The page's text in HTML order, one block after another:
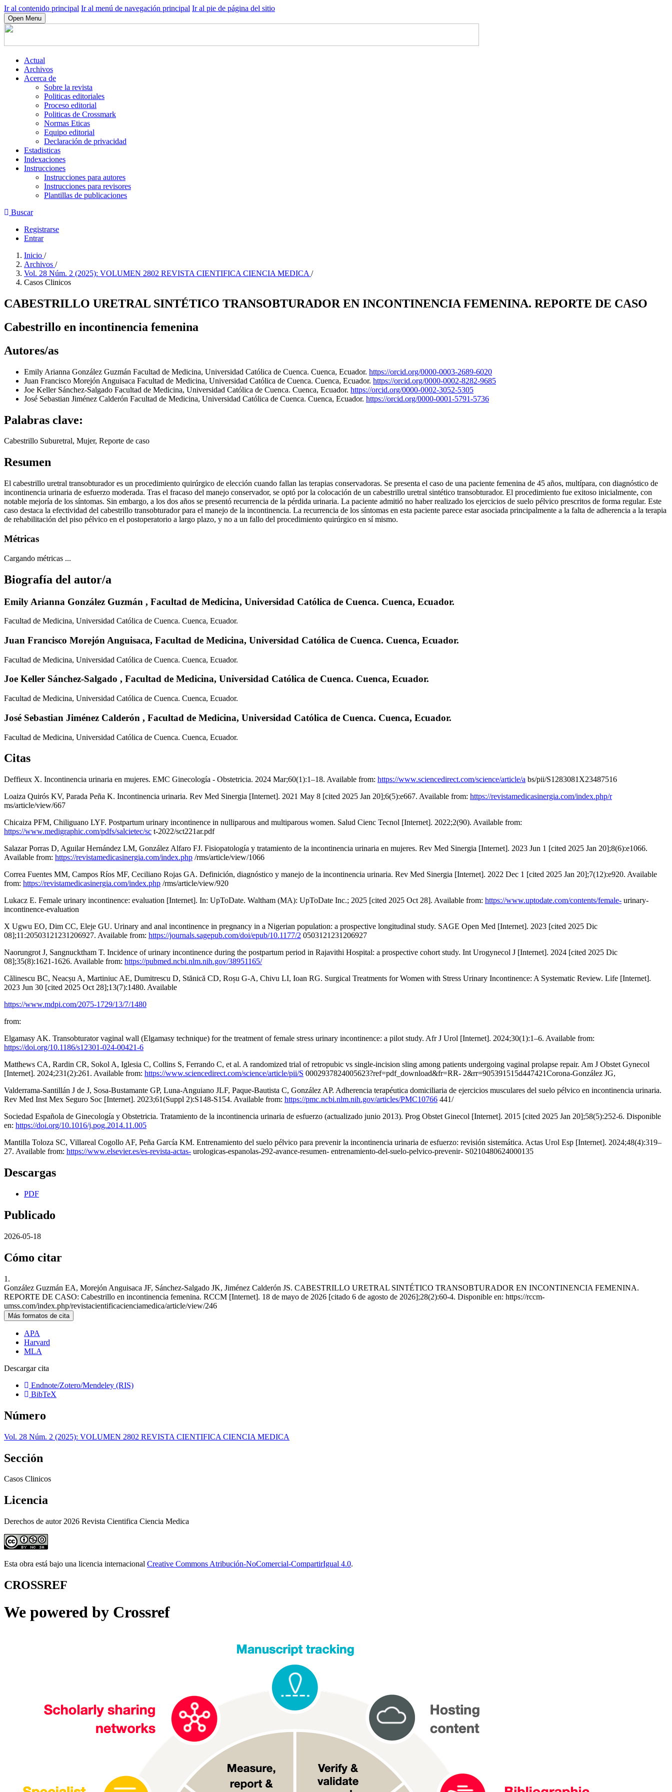
Ir al contenido principal Ir al menú de navegación principal Ir al pie de página del sitio
Open Menu
Actual
Archivos
Acerca de
Sobre la revista
Politicas editoriales
Proceso editorial
Politicas de Crossmark
Normas Eticas
Equipo editorial
Declaración de privacidad
Estadisticas
Indexaciones
Instrucciones
Instrucciones para autores
Instrucciones para revisores
Plantillas de publicaciones
Buscar
Registrarse
Entrar
Inicio /
Archivos /
Vol. 28 Núm. 2 (2025): VOLUMEN 2802 REVISTA CIENTIFICA CIENCIA MEDICA /
Casos Clinicos
CABESTRILLO URETRAL SINTÉTICO TRANSOBTURADOR EN INCONTINENCIA FEMENINA. REPORTE DE CASO
Cabestrillo en incontinencia femenina
Autores/as
Emily Arianna González Guzmán Facultad de Medicina, Universidad Católica de Cuenca. Cuenca, Ecuador. https://orcid.org/0000-0003-2689-6020
Juan Francisco Morejón Anguisaca Facultad de Medicina, Universidad Católica de Cuenca. Cuenca, Ecuador. https://orcid.org/0000-0002-8282-9685
Joe Keller Sánchez-Salgado Facultad de Medicina, Universidad Católica de Cuenca. Cuenca, Ecuador. https://orcid.org/0000-0002-3052-5305
José Sebastian Jiménez Calderón Facultad de Medicina, Universidad Católica de Cuenca. Cuenca, Ecuador. https://orcid.org/0000-0001-5791-5736
Palabras clave:
Cabestrillo Suburetral, Mujer, Reporte de caso
Resumen
El cabestrillo uretral transobturador es un procedimiento quirúrgico de elección cuando fallan las terapias conservadoras. Se presenta el caso de una paciente femenina de 45 años, multípara, con diagnóstico de
incontinencia urinaria de esfuerzo moderada. Tras el fracaso del manejo conservador, se optó por la colocación de un cabestrillo uretral sintético transobturador. El procedimiento fue exitoso inicialmente, con
notable mejoría de los síntomas. Sin embargo, a los dos años se presentó recurrencia de la pérdida urinaria. La paciente admitió no haber realizado los ejercicios de suelo pélvico prescritos de forma regular. Este
caso destaca la efectividad del cabestrillo transobturador para el manejo de la incontinencia. La recurrencia de los síntomas en esta paciente parece estar asociada principalmente a la falta de adherencia a la terapia
de rehabilitación del piso pélvico en el postoperatorio a largo plazo, y no a un fallo del procedimiento quirúrgico en sí mismo.
Métricas
Cargando métricas ...
Biografía del autor/a
Emily Arianna González Guzmán , Facultad de Medicina, Universidad Católica de Cuenca. Cuenca, Ecuador.
Facultad de Medicina, Universidad Católica de Cuenca. Cuenca, Ecuador.
Juan Francisco Morejón Anguisaca, Facultad de Medicina, Universidad Católica de Cuenca. Cuenca, Ecuador.
Facultad de Medicina, Universidad Católica de Cuenca. Cuenca, Ecuador.
Joe Keller Sánchez-Salgado , Facultad de Medicina, Universidad Católica de Cuenca. Cuenca, Ecuador.
Facultad de Medicina, Universidad Católica de Cuenca. Cuenca, Ecuador.
José Sebastian Jiménez Calderón , Facultad de Medicina, Universidad Católica de Cuenca. Cuenca, Ecuador.
Facultad de Medicina, Universidad Católica de Cuenca. Cuenca, Ecuador.
Citas
Deffieux X. Incontinencia urinaria en mujeres. EMC Ginecología - Obstetricia. 2024 Mar;60(1):1–18. Available from: https://www.sciencedirect.com/science/article/a bs/pii/S1283081X23487516
Loaiza Quirós KV, Parada Peña K. Incontinencia urinaria. Rev Med Sinergia [Internet]. 2021 May 8 [cited 2025 Jan 20];6(5):e667. Available from: https://revistamedicasinergia.com/index.php/r
ms/article/view/667
Chicaiza PFM, Chiliguano LYF. Postpartum urinary incontinence in nulliparous and multiparous women. Salud Cienc Tecnol [Internet]. 2022;2(90). Available from:
https://www.medigraphic.com/pdfs/salcietec/sc t-2022/sct221ar.pdf
Salazar Porras D, Aguilar Hernández LM, González Alfaro FJ. Fisiopatología y tratamiento de la incontinencia urinaria en mujeres. Rev Med Sinergia [Internet]. 2023 Jun 1 [cited 2025 Jan 20];8(6):e1066.
Available from: https://revistamedicasinergia.com/index.php /rms/article/view/1066
Correa Fuentes MM, Campos Ríos MF, Ceciliano Rojas GA. Definición, diagnóstico y manejo de la incontinencia urinaria. Rev Med Sinergia [Internet]. 2022 Dec 1 [cited 2025 Jan 20];7(12):e920. Available
from: https://revistamedicasinergia.com/index.php /rms/article/view/920
Lukacz E. Female urinary incontinence: evaluation [Internet]. In: UpToDate. Waltham (MA): UpToDate Inc.; 2025 [cited 2025 Oct 28]. Available from: https://www.uptodate.com/contents/female- urinary-
incontinence-evaluation
X Ugwu EO, Dim CC, Eleje GU. Urinary and anal incontinence in pregnancy in a Nigerian population: a prospective longitudinal study. SAGE Open Med [Internet]. 2023 [cited 2025 Dic
08];11:20503121231206927. Available from: https://journals.sagepub.com/doi/epub/10.1177/2 0503121231206927
Naorungrot J, Sangnucktham T. Incidence of urinary incontinence during the postpartum period in Rajavithi Hospital: a prospective cohort study. Int Urogynecol J [Internet]. 2024 [cited 2025 Dic
08];35(8):1621-1626. Available from: https://pubmed.ncbi.nlm.nih.gov/38951165/
Călinescu BC, Neacșu A, Martiniuc AE, Dumitrescu D, Stănică CD, Roșu G‐A, Chivu LI, Ioan RG. Surgical Treatments for Women with Stress Urinary Incontinence: A Systematic Review. Life [Internet].
2023 Jun 30 [cited 2025 Oct 28];13(7):1480. Available
https://www.mdpi.com/2075-1729/13/7/1480
from:
Elgamasy AK. Transobturator vaginal wall (Elgamasy technique) for the treatment of female stress urinary incontinence: a pilot study. Afr J Urol [Internet]. 2024;30(1):1–6. Available from:
https://doi.org/10.1186/s12301-024-00421-6
Matthews CA, Rardin CR, Sokol A, Iglesia C, Collins S, Ferrando C, et al. A randomized trial of retropubic vs single-incision sling among patients undergoing vaginal prolapse repair. Am J Obstet Gynecol
[Internet]. 2024;231(2):261. Available from: https://www.sciencedirect.com/science/article/pii/S 0002937824005623?ref=pdf_download&fr=RR- 2&rr=905391515d447421Corona-González JG,
Valderrama-Santillán J de J, Sosa-Bustamante GP, Luna-Anguiano JLF, Paque-Bautista C, González AP. Adherencia terapéutica domiciliaria de ejercicios musculares del suelo pélvico en incontinencia urinaria.
Rev Med Inst Mex Seguro Soc [Internet]. 2023;61(Suppl 2):S148-S154. Available from: https://pmc.ncbi.nlm.nih.gov/articles/PMC10766 441/
Sociedad Española de Ginecología y Obstetricia. Tratamiento de la incontinencia urinaria de esfuerzo (actualizado junio 2013). Prog Obstet Ginecol [Internet]. 2015 [cited 2025 Jan 20];58(5):252-6. Disponible
en: https://doi.org/10.1016/j.pog.2014.11.005
Mantilla Toloza SC, Villareal Cogollo AF, Peña García KM. Entrenamiento del suelo pélvico para prevenir la incontinencia urinaria de esfuerzo: revisión sistemática. Actas Urol Esp [Internet]. 2024;48(4):319–
27. Available from: https://www.elsevier.es/es-revista-actas- urologicas-espanolas-292-avance-resumen- entrenamiento-del-suelo-pelvico-prevenir- S0210480624000135
Descargas
PDF
Publicado
2026-05-18
Cómo citar
1.
González Guzmán EA, Morejón Anguisaca JF, Sánchez-Salgado JK, Jiménez Calderón JS. CABESTRILLO URETRAL SINTÉTICO TRANSOBTURADOR EN INCONTINENCIA FEMENINA.
REPORTE DE CASO: Cabestrillo en incontinencia femenina. RCCM [Internet]. 18 de mayo de 2026 [citado 6 de agosto de 2026];28(2):60-4. Disponible en: https://rccm-
umss.com/index.php/revistacientificacienciamedica/article/view/246
Más formatos de cita
APA
Harvard
MLA
Descargar cita
Endnote/Zotero/Mendeley (RIS)
BibTeX
Número
Vol. 28 Núm. 2 (2025): VOLUMEN 2802 REVISTA CIENTIFICA CIENCIA MEDICA
Sección
Casos Clinicos
Licencia
Derechos de autor 2026 Revista Cientifica Ciencia Medica
Esta obra está bajo una licencia internacional Creative Commons Atribución-NoComercial-CompartirIgual 4.0.
CROSSREF
We powered by Crossref